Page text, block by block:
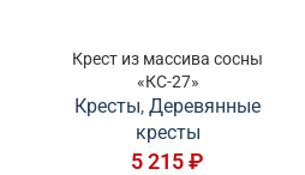
Крест из массива сосны
«КС-27»
Кресты, Деревянные
кресты
5 215₽